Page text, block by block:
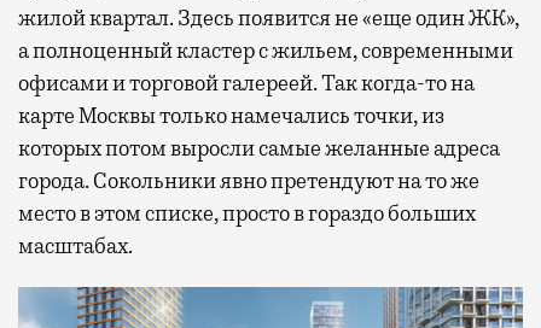
жилой квартал. Здесь появится не «еще один ЖК»,
а полноценный кластер с жильем, современными
офисами и торговой галереей. Так когда-то на
карте Москвы только намечались точки, из
которых потом выросли самые желанные адреса
города. Сокольники явно претендуют на то же
место в этом списке, просто в гораздо больших
масштабах.